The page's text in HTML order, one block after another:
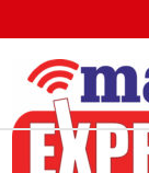
K.MARAŞ